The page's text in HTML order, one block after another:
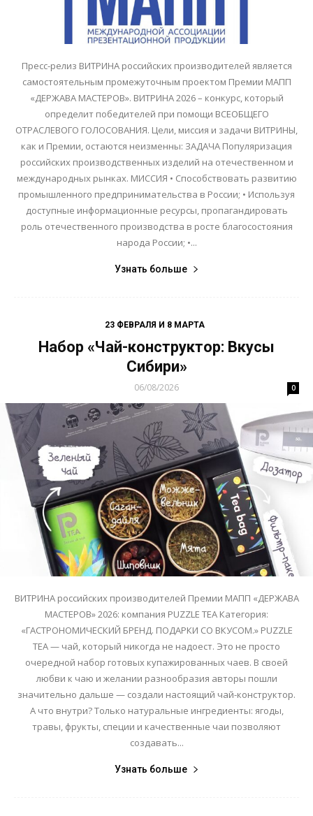
Пресс-релиз ВИТРИНА российских производителей является
самостоятельным промежуточным проектом Премии МАПП
«ДЕРЖАВА МАСТЕРОВ». ВИТРИНА 2026 – конкурс, который
определит победителей при помощи ВСЕОБЩЕГО
ОТРАСЛЕВОГО ГОЛОСОВАНИЯ. Цели, миссия и задачи ВИТРИНЫ,
как и Премии, остаются неизменны: ЗАДАЧА Популяризация
российских производственных изделий на отечественном и
международных рынках. МИССИЯ • Способствовать развитию
промышленного предпринимательства в России; • Используя
доступные информационные ресурсы, пропагандировать
роль отечественного производства в росте благосостояния
народа России; •...
Узнать больше
23 ФЕВРАЛЯ И 8 МАРТА
Набор «Чай-конструктор: Вкусы
Сибири»
06/08/2026 0
ВИТРИНА российских производителей Премии МАПП «ДЕРЖАВА
МАСТЕРОВ» 2026: компания PUZZLE TEA Категория:
«ГАСТРОНОМИЧЕСКИЙ БРЕНД. ПОДАРКИ СО ВКУСОМ.» PUZZLE
TEA — чай, который никогда не надоест. Это не просто
очередной набор готовых купажированных чаев. В своей
любви к чаю и желании разнообразия авторы пошли
значительно дальше — создали настоящий чай-конструктор.
А что внутри? Только натуральные ингредиенты: ягоды,
травы, фрукты, специи и качественные чаи позволяют
создавать...
Узнать больше